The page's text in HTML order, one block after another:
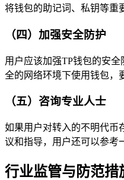
将钱包的助记词、私钥等重
（四）加强安全防护
用户应该加强TP钱包的安
全的网络环境下使用钱包，
（五）咨询专业人士
如果用户对转入的不明代币
议和指导，用户还可以参考
行业监管与防范措